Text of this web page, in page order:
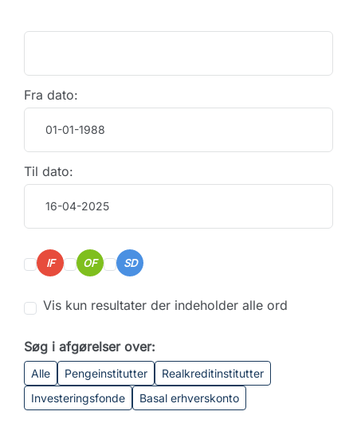
Fra dato:
Til dato:
IF OF SD
Vis kun resultater der indeholder alle ord
Søg i afgørelser over:
Alle Pengeinstitutter
Realkreditinstitutter
Investeringsfonde
Basal erhverskonto